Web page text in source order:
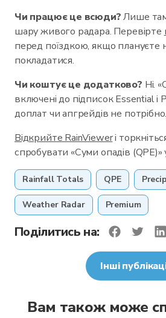
Чи працює це всюди?Лише
шару живого радара. Перевірте
перед поїздкою, якщо плануєте
покладатися.
Чи коштує це додатково? Ні.
включені до підписок Essential
доплат чи апгрейдів не потрібно.
Відкрийте RainViewerі
спробувати «Суми опадів (QPE)»
Rainfall Totals QPE
Weather Radar Premium
Поділитись на:
Інші
Вам також може